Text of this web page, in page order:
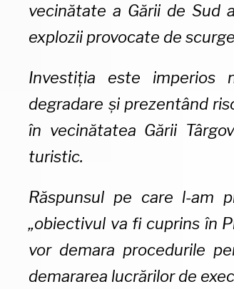
vecinătate a Gării de Sud
explozii provocate de
Investiția este imperios
degradare și prezentând
în vecinătatea Gării
turistic.
Răspunsul pe care l-am
„obiectivul va fi cuprins în
vor demara procedurile
demararea lucrărilor de